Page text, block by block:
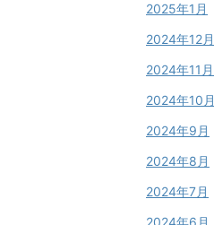
2025年1月
2024年12月
2024年11月
2024年10月
2024年9月
2024年8月
2024年7月
2024年6月